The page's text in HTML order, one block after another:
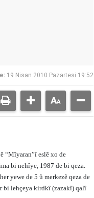
19 Nisan 2010 Pazartesi 19:52
“Mîyaran”î eslê xo de
bi nehîye, 1987 de bi qeza.
yewe de 5 û merkezê qeza de
bi lehçeya kirdkî (zazakî) qalî